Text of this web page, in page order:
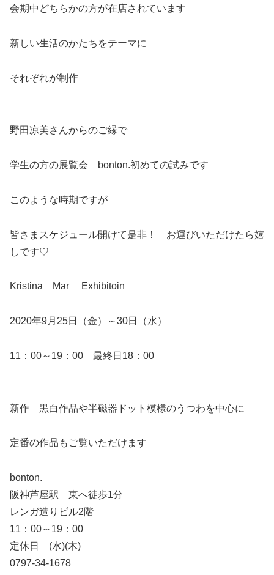
会期中どちらかの方が在店されています
新しい生活のかたちをテーマに
それぞれが制作
野田凉美さんからのご縁で
学生の方の展覧会 bonton.初めての試みです
このような時期ですが
皆さまスケジュール開けて是非！ お運びいただけたら嬉
しです♡
Kristina Mar Exhibitoin
2020年9月25日（金）～30日（水）
11：00～19：00 最終日18：00
新作 黒白作品や半磁器ドット模様のうつわを中心に
定番の作品もご覧いただけます
bonton.
阪神芦屋駅 東へ徒歩1分
レンガ造りビル2階
11：00～19：00
定休日 (水)(木)
0797-34-1678